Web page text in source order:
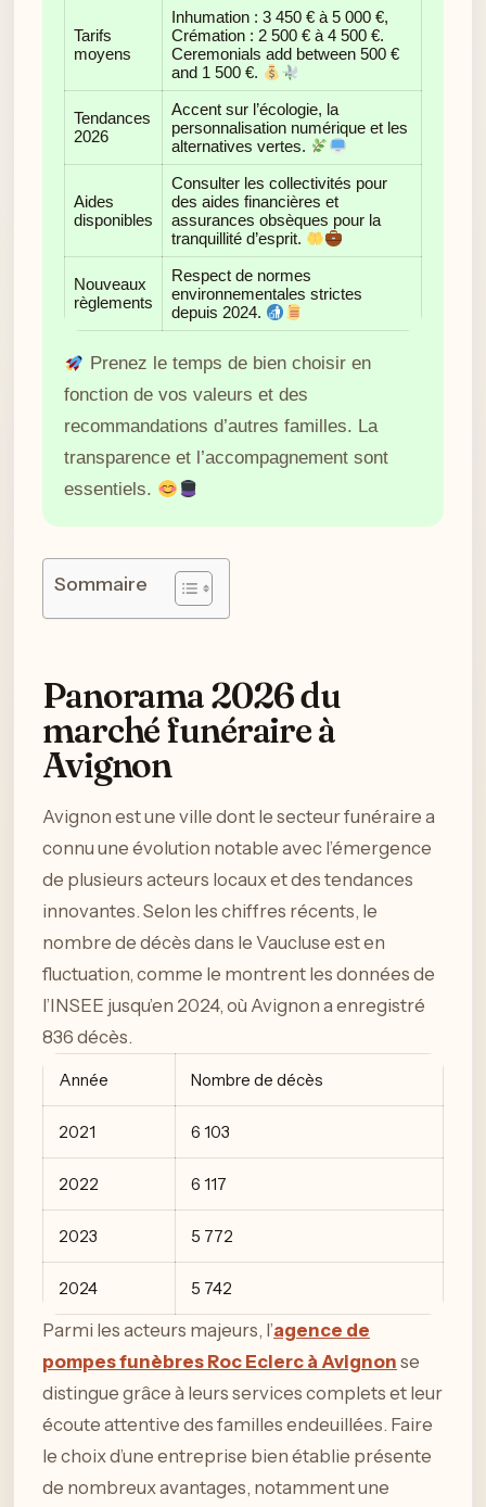
Tarifs
moyens
Inhumation : 3 450 € à 5 000 €,
Crémation : 2 500 € à 4 500 €.
Ceremonials add between 500 €
and 1 500 €.
Tendances
2026
Accent sur l’écologie, la
personnalisation numérique et les
alternatives vertes.
Aides
disponibles
Consulter les collectivités pour
des aides financières et
assurances obsèques pour la
tranquillité d’esprit.
Nouveaux
règlements
Respect de normes
environnementales strictes
depuis 2024.
Prenez le temps de bien choisir en
fonction de vos valeurs et des
recommandations d’autres familles. La
transparence et l’accompagnement sont
essentiels.
Sommaire
Panorama 2026 du
marché funéraire à
Avignon
Avignon est une ville dont le secteur funéraire a
connu une évolution notable avec l’émergence
de plusieurs acteurs locaux et des tendances
innovantes. Selon les chiffres récents, le
nombre de décès dans le Vaucluse est en
fluctuation, comme le montrent les données de
l’INSEE jusqu’en 2024, où Avignon a enregistré
836 décès.
Année Nombre de décès
2021 6 103
2022 6 117
2023 5 772
2024 5 742
Parmi les acteurs majeurs, l’agence de
pompes funèbres Roc Eclerc à Avignon se
distingue grâce à leurs services complets et leur
écoute attentive des familles endeuillées. Faire
le choix d’une entreprise bien établie présente
de nombreux avantages, notamment une